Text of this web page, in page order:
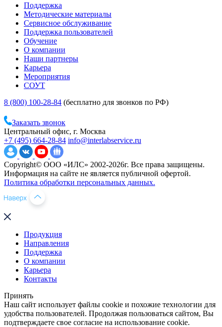
Поддержка
Методические материалы
Сервисное обслуживание
Поддержка пользователей
Обучение
О компании
Наши партнеры
Карьера
Мероприятия
СОУТ
8 (800) 100-28-84 (бесплатно для звонков по РФ)
Заказать звонок
Центральный офис, г. Москва
+7 (495) 664-28-84 info@interlabservice.ru
Copyright© ООО «ИЛС» 2002-2026г. Все права защищены.
Информация на сайте не является публичной офертой.
Политика обработки персональных данных.
Продукция
Направления
Поддержка
О компании
Карьера
Контакты
Принять
Наш сайт использует файлы cookie и похожие технологии для
удобства пользователей. Продолжая пользоваться сайтом, Вы
подтверждаете свое согласие на использование cookie.